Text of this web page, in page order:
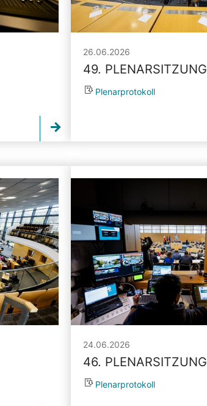
26.06.2026
49. PLENARSITZUNG
Plenarprotokoll
24.06.2026
46. PLENARSITZUNG
Plenarprotokoll